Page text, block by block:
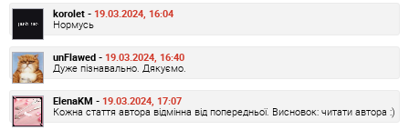
korolet - 19.03.2024, 16:04
Нормусь
unFlawed - 19.03.2024, 16:40
Дуже пізнавально. Дякуємо.
ElenaKM - 19.03.2024, 17:07
Кожна стаття автора відмінна від попередньої. Висновок: читати автора :)